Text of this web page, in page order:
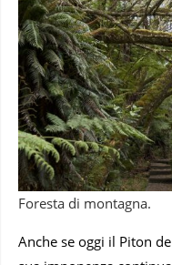
Foresta di montagna.
Anche se oggi il Piton